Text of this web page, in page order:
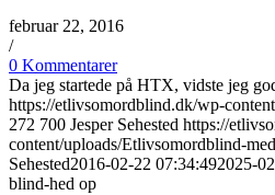
februar 22, 2016
/
0 Kommentarer
Da jeg startede på HTX, vidste jeg
https://etlivsomordblind.dk/wp-
272 700 Jesper Sehested https://
content/uploads/Etlivsomordblind-
Sehested2016-02-22 07:34:492025-
blind-hed op